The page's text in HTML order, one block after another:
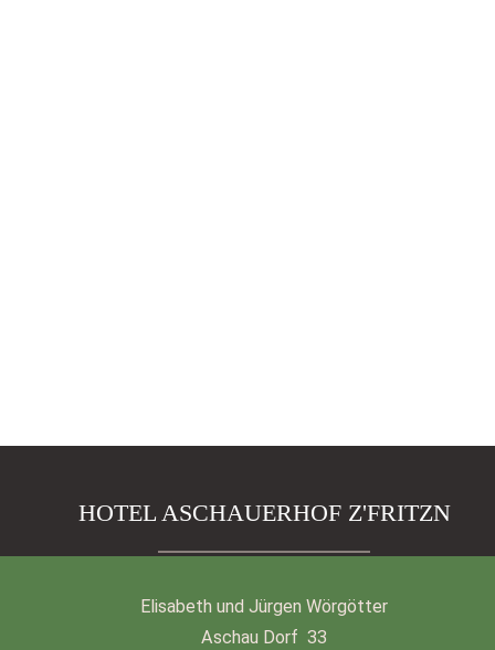
HOTEL ASCHAUERHOF Z'FRITZN
Elisabeth und Jürgen Wörgötter
Aschau Dorf 33